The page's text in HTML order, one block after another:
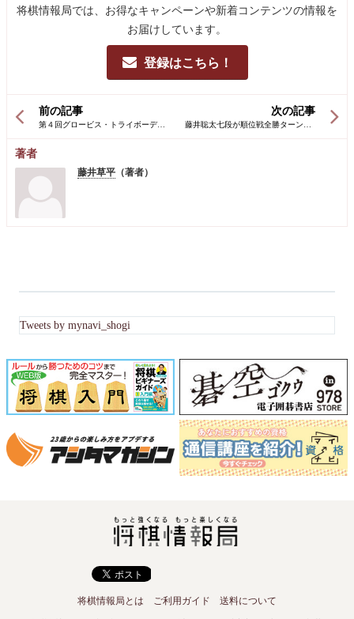
将棋情報局では、お得なキャンペーンや新着コンテンツの情報を
お届けしています。
登録はこちら！
次の記事
前の記事
著者
藤井草平 （著者）
Tweets by mynavi_shogi
将棋情報局とは ご利用ガイド 送料について